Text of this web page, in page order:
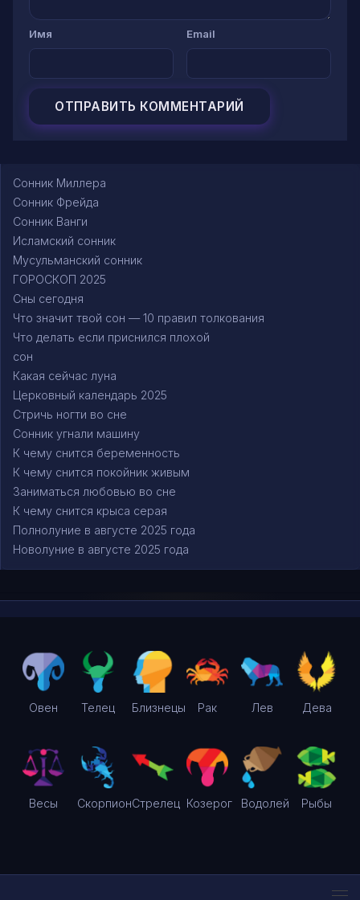
Имя Email
Сонник Миллера
Сонник Фрейда
Сонник Ванги
Исламский сонник
Мусульманский сонник
ГОРОСКОП 2025
Сны сегодня
Что значит твой сон — 10 правил толкования
Что делать если приснился плохой
сон
Какая сейчас луна
Церковный календарь 2025
Стричь ногти во сне
Сонник угнали машину
К чему снится беременность
К чему снится покойник живым
Заниматься любовью во сне
К чему снится крыса серая
Полнолуние в августе 2025 года
Новолуние в августе 2025 года
Овен Телец Близнецы Рак Лев Дева
Весы СкорпионСтрелец Козерог Водолей Рыбы